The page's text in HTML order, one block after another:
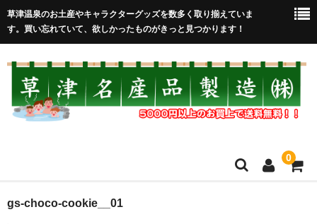
草津温泉のお土産やキャラクターグッズを数多く取り揃えていま
す。買い忘れていて、欲しかったものがきっと見つかります！
0
HOME
gs-choco-cookie__01